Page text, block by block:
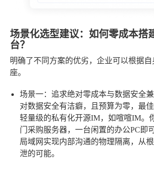
场景化选型建议：如何零成本搭
台？
明确了不同方案的优劣，企业可以根据自
座。
场景一：追求绝对零成本与数据安全
对数据安全有洁癖，且预算为零，最
轻量级的私有化开源IM，如喧喧IM。
门采购服务器，一台闲置的办公PC即
局域网实现内部沟通的物理隔离，从
泄的可能。